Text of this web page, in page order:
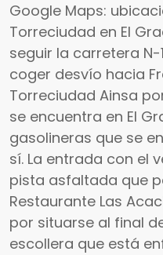
Google Maps:
Torreciudad en El
seguir la carretera
coger desvío hacia
Torreciudad Ainsa
se encuentra en El
gasolineras que se
sí. La entrada con el
pista asfaltada que
Restaurante Las
por situarse al final
escollera que está